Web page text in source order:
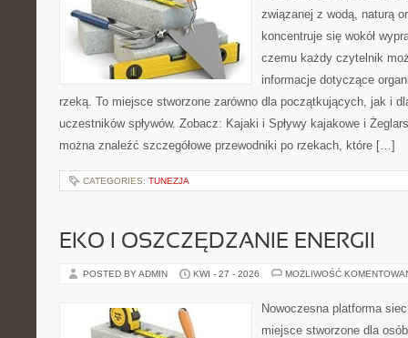
związanej z wodą, naturą
koncentruje się wokół
czemu każdy czytelnik
informacje dotyczące
rzeką. To miejsce stworzone zarówno dla początkujących, jak i
uczestników spływów. Zobacz: Kajaki i Spływy kajakowe i
można znaleźć szczegółowe przewodniki po rzekach, które […]
CATEGORIES: TUNEZJA
EKO I OSZCZĘDZANIE ENERGII
POSTED BY ADMIN KWI - 27 - 2026 MOŻLIWOŚĆ
Nowoczesna platforma
miejsce stworzone dla